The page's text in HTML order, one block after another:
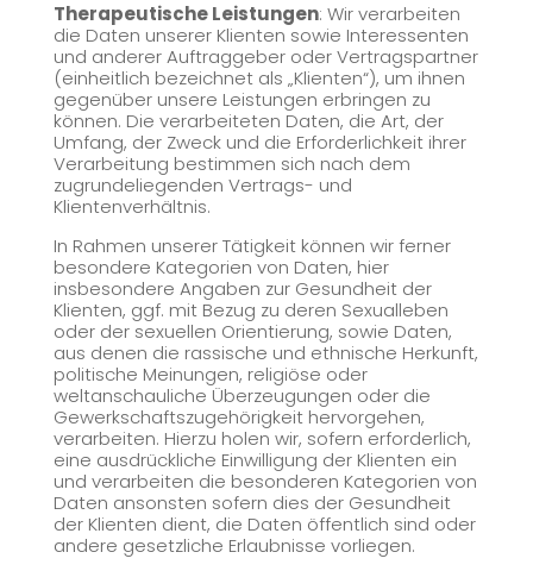
Therapeutische Leistungen: Wir verarbeiten
die Daten unserer Klienten sowie Interessenten
und anderer Auftraggeber oder Vertragspartner
(einheitlich bezeichnet als „Klienten“), um ihnen
gegenüber unsere Leistungen erbringen zu
können. Die verarbeiteten Daten, die Art, der
Umfang, der Zweck und die Erforderlichkeit ihrer
Verarbeitung bestimmen sich nach dem
zugrundeliegenden Vertrags- und
Klientenverhältnis.
In Rahmen unserer Tätigkeit können wir ferner
besondere Kategorien von Daten, hier
insbesondere Angaben zur Gesundheit der
Klienten, ggf. mit Bezug zu deren Sexualleben
oder der sexuellen Orientierung, sowie Daten,
aus denen die rassische und ethnische Herkunft,
politische Meinungen, religiöse oder
weltanschauliche Überzeugungen oder die
Gewerkschaftszugehörigkeit hervorgehen,
verarbeiten. Hierzu holen wir, sofern erforderlich,
eine ausdrückliche Einwilligung der Klienten ein
und verarbeiten die besonderen Kategorien von
Daten ansonsten sofern dies der Gesundheit
der Klienten dient, die Daten öffentlich sind oder
andere gesetzliche Erlaubnisse vorliegen.